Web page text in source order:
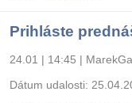
Prihláste
24.01 | 14:45 |
Dátum udalosti: